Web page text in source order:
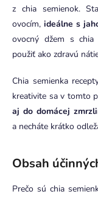
z chia semienok.
ovocím, ideálne s
ovocný džem s chia
použiť ako zdravú
Chia semienka
kreativite sa v tomto
aj do domácej
a necháte krátko
Obsah
Prečo sú chia